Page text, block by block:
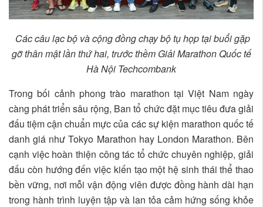
Các câu lạc bộ và cộng đồng chạy bộ tụ họp tại buổi gặp
gỡ thân mật lần thứ hai, trước thềm Giải Marathon Quốc tế
Hà Nội Techcombank
Trong bối cảnh phong trào marathon tại Việt Nam ngày
càng phát triển sâu rộng, Ban tổ chức đặt mục tiêu đưa giải
đấu tiệm cận chuẩn mực của các sự kiện marathon quốc tế
danh giá như Tokyo Marathon hay London Marathon. Bên
cạnh việc hoàn thiện công tác tổ chức chuyên nghiệp, giải
đấu còn hướng đến việc kiến tạo một hệ sinh thái thể thao
bền vững, nơi mỗi vận động viên được đồng hành dài hạn
trong hành trình luyện tập và lan tỏa cảm hứng sống khỏe